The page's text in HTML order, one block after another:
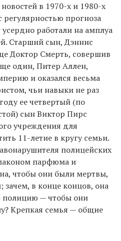
в 1970-х и 1980-х
регулярностью прогноза
работали на амплуа
Старший сын, Дэннис
Доктор Смерть, совершив
один, Питер Аллен,
и оказался весьма
чьи навыки не раз
ее четвертый (по
сын Виктор Пирс
учреждения для
11-летие в кругу семьи.
полицейских
парфюма и
чтобы они были мертвы,
в конце концов, она
полицию — чтобы они
Крепкая семья — общие